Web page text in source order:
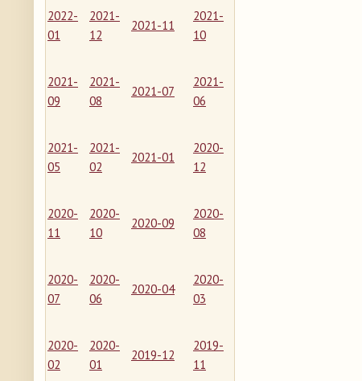
2022-
01
2021-
12
2021-11
2021-
10
2021-
09
2021-
08
2021-07
2021-
06
2021-
05
2021-
02
2021-01
2020-
12
2020-
11
2020-
10
2020-09
2020-
08
2020-
07
2020-
06
2020-04
2020-
03
2020-
02
2020-
01
2019-12
2019-
11